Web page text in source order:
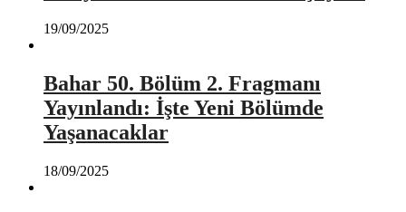
19/09/2025
Bahar 50. Bölüm 2. Fragmanı
Yayınlandı: İşte Yeni Bölümde
Yaşanacaklar
18/09/2025